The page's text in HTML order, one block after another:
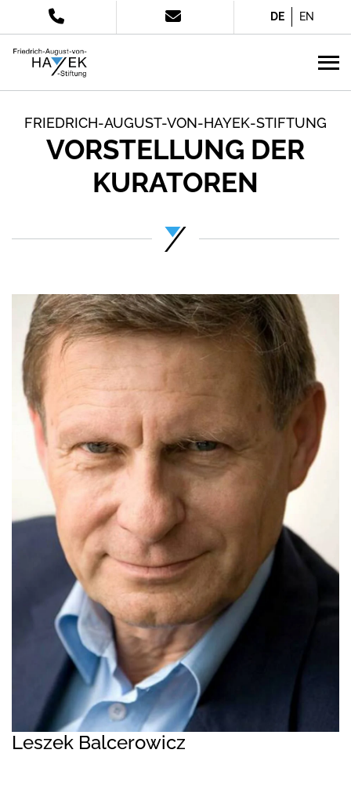
DE EN
VORSTELLUNG DER
KURATOREN
FRIEDRICH-AUGUST-VON-HAYEK-STIFTUNG
Leszek Balcerowicz